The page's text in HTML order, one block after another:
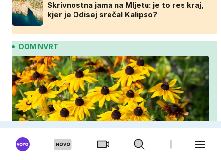
Skrivnostna jama na Mljetu: je to res kraj,
kjer je Odisej srečal Kalipso?
DOMINVRT